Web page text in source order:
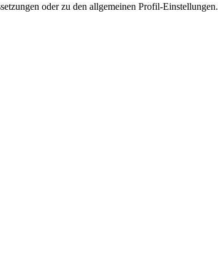
oder zu den allgemeinen Profil-Einstellungen.